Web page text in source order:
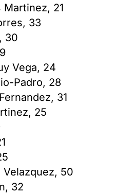
21
33
30
Vega, 24
Padro, 28
31
25
Velazquez, 50
32